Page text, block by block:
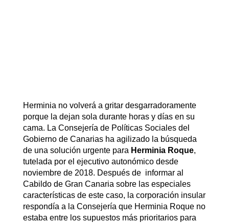
Herminia no volverá a gritar desgarradoramente
porque la dejan sola durante horas y días en su
cama. La Consejería de Políticas Sociales del
Gobierno de Canarias ha agilizado la búsqueda
de una solución urgente para Herminia Roque,
tutelada por el ejecutivo autonómico desde
noviembre de 2018. Después de informar al
Cabildo de Gran Canaria sobre las especiales
características de este caso, la corporación insular
respondía a la Consejería que Herminia Roque no
estaba entre los supuestos más prioritarios para